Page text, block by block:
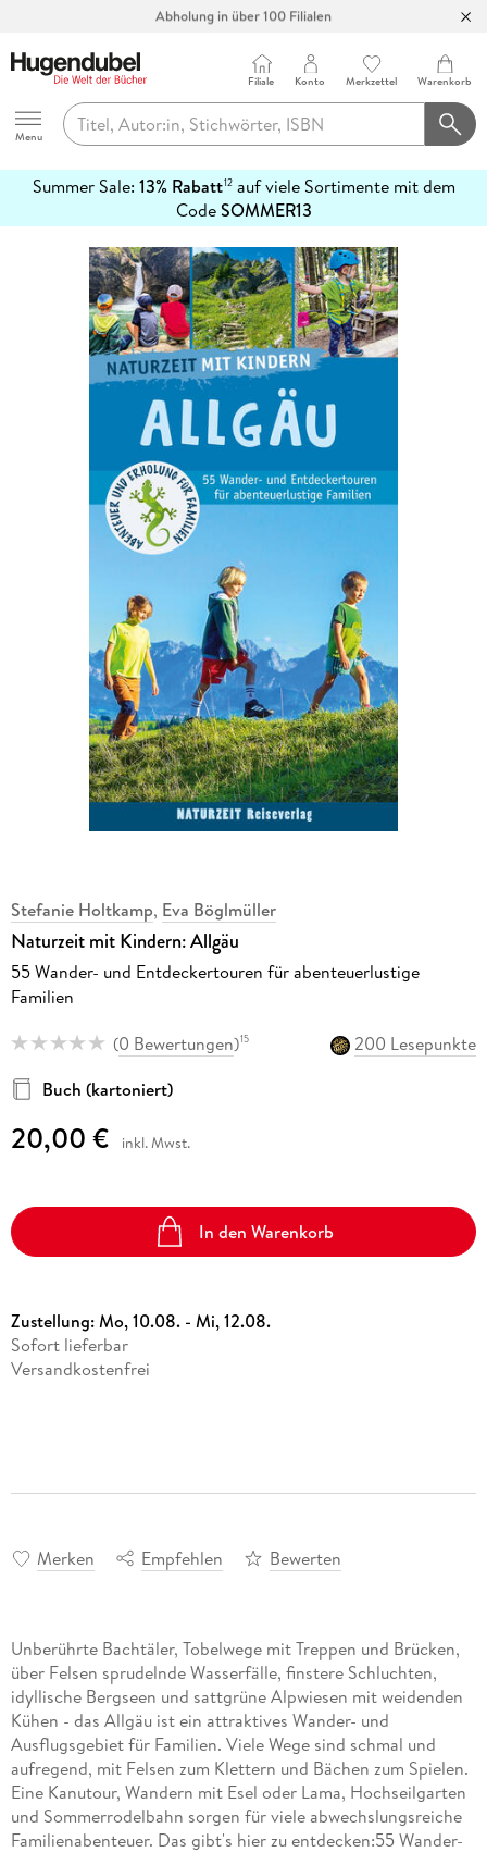
Abholung in über 100 Filialen
Hugendubel
Menu
Filiale Konto Merkzettel Warenkorb
Summer Sale: 13% Rabatt12auf viele Sortimente mit dem
CodeSOMMER13
erfahren
Stefanie Holtkamp, Eva Böglmüller
Naturzeit mit Kindern: Allgäu
55 Wander- und Entdeckertouren für abenteuerlustige
Familien
(0 Bewertungen)15
200 Lesepunkte
Buch (kartoniert)
20,00 € inkl. Mwst.
In den Warenkorb
Zustellung:Mo, 10.08. - Mi, 12.08.
Sofort lieferbar
Versandkostenfrei
Merken Empfehlen Bewerten
Unberührte Bachtäler, Tobelwege mit Treppen und Brücken,
über Felsen sprudelnde Wasserfälle, finstere Schluchten,
idyllische Bergseen und sattgrüne Alpwiesen mit weidenden
Kühen - das Allgäu ist ein attraktives Wander- und
Ausflugsgebiet für Familien. Viele Wege sind schmal und
aufregend, mit Felsen zum Klettern und Bächen zum Spielen.
Eine Kanutour, Wandern mit Esel oder Lama, Hochseilgarten
und Sommerrodelbahn sorgen für viele abwechslungsreiche
Familienabenteuer. Das gibt's hier zu entdecken:55 Wander-